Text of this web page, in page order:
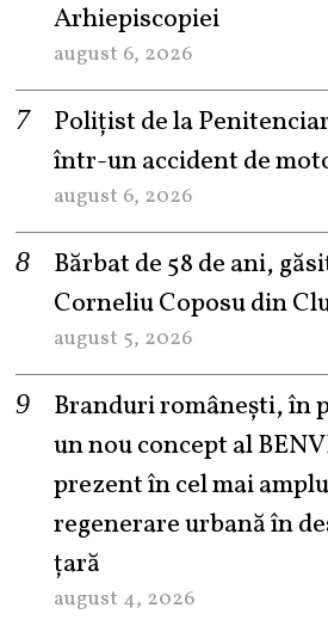
Arhiepiscopiei
august 6, 2026
Polițist de la
într-un accident de
august 6, 2026
Bărbat de 58 de ani,
Corneliu Coposu din
august 5, 2026
Branduri românești, în
un nou concept al
prezent în cel mai
regenerare urbană în
țară
august 4, 2026